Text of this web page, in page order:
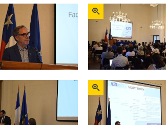
Zoom
Zoom